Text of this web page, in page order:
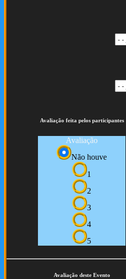
Avaliação feita pelos participantes
Avaliação
Não houve
1
2
3
4
5
Avaliação deste Evento